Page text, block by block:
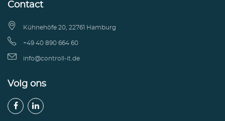
Contact
 Kühnehöfe 20, 22761 Hamburg
 +49 40 890 664 60
 info@controll-it.de
Volg ons